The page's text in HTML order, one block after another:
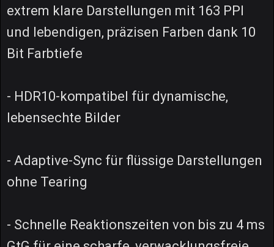
extrem klare Darstellungen mit 163 PPI
und lebendigen, präzisen Farben dank 10
Bit Farbtiefe
- HDR10-kompatibel für dynamische,
lebensechte Bilder
- Adaptive-Sync für flüssige Darstellungen
ohne Tearing
- Schnelle Reaktionszeiten von bis zu 4 ms